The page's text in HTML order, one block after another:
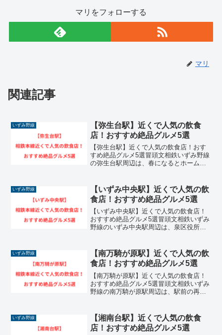
マリをフォローする
マリ
関連記事
いずみ野線
【弥生台駅】近くで人気の飲食
店！おすすめ絶品グルメ5選
【弥生台駅】近くで人気の飲食店！おす
すめ絶品グルメ5選冒頭文相鉄いずみ野線
の弥生台駅周辺は、春になるとホーム沿
を持つエリアです。周辺には閑静で穏や
かな住宅街が広がる一方...
いずみ野線
【いずみ中央駅】近くで人気の飲
食店！おすすめ絶品グルメ5選
【いずみ中央駅】近くで人気の飲食店！
おすすめ絶品グルメ5選冒頭文相鉄いずみ
野線のいずみ中央駅周辺は、泉区役所や
と調和した非常に住みやすいエリアで
す。駅に直結する商業施設...
いずみ野線
【南万騎が原駅】近くで人気の飲
食店！おすすめ絶品グルメ5選
【南万騎が原駅】近くで人気の飲食店！
おすすめ絶品グルメ5選冒頭文相鉄いずみ
野線の南万騎が原駅周辺は、駅前の再開
れた住みやすい街へと進化を遂げている
エリアです。豊かな緑が...
いずみ野線
【湘南台駅】近くで人気の飲食
店！おすすめ絶品グルメ5選